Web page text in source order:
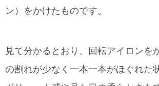
ン）をかけたものです。
見て分かるとおり、回転アイロンを
の割れが少なく一本一本がほぐれた